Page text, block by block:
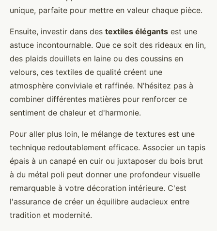
unique, parfaite pour mettre en valeur chaque pièce.
Ensuite, investir dans des textiles élégants est une
astuce incontournable. Que ce soit des rideaux en lin,
des plaids douillets en laine ou des coussins en
velours, ces textiles de qualité créent une
atmosphère conviviale et raffinée. N'hésitez pas à
combiner différentes matières pour renforcer ce
sentiment de chaleur et d'harmonie.
Pour aller plus loin, le mélange de textures est une
technique redoutablement efficace. Associer un tapis
épais à un canapé en cuir ou juxtaposer du bois brut
à du métal poli peut donner une profondeur visuelle
remarquable à votre décoration intérieure. C'est
l'assurance de créer un équilibre audacieux entre
tradition et modernité.